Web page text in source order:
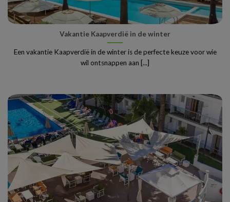
Vakantie Kaapverdië in de winter
Een vakantie Kaapverdië in de winter is de perfecte keuze voor wie
wil ontsnappen aan [...]